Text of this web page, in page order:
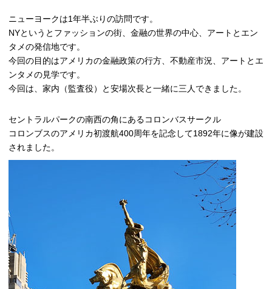
ニューヨークは1年半ぶりの訪問です。
NYというとファッションの街、金融の世界の中心、アートとエン
タメの発信地です。
今回の目的はアメリカの金融政策の行方、不動産市況、アートとエ
ンタメの見学です。
今回は、家内（監査役）と安場次長と一緒に三人できました。
セントラルパークの南西の角にあるコロンバスサークル
コロンブスのアメリカ初渡航400周年を記念して1892年に像が建設
されました。